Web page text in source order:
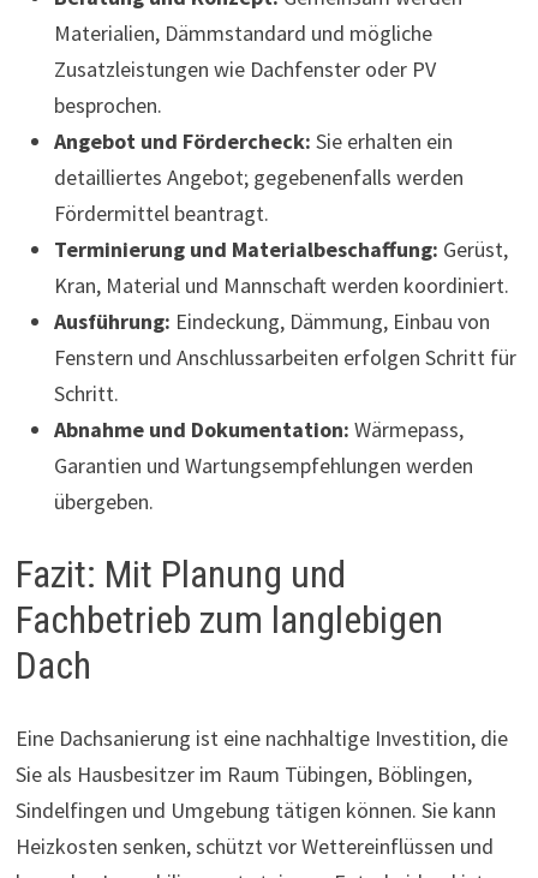
Materialien, Dämmstandard und mögliche
Zusatzleistungen wie Dachfenster oder PV
besprochen.
Angebot und Fördercheck: Sie erhalten ein
detailliertes Angebot; gegebenenfalls werden
Fördermittel beantragt.
Terminierung und Materialbeschaffung: Gerüst,
Kran, Material und Mannschaft werden koordiniert.
Ausführung: Eindeckung, Dämmung, Einbau von
Fenstern und Anschlussarbeiten erfolgen Schritt für
Schritt.
Abnahme und Dokumentation: Wärmepass,
Garantien und Wartungsempfehlungen werden
übergeben.
Fazit: Mit Planung und
Fachbetrieb zum langlebigen
Dach
Eine Dachsanierung ist eine nachhaltige Investition, die
Sie als Hausbesitzer im Raum Tübingen, Böblingen,
Sindelfingen und Umgebung tätigen können. Sie kann
Heizkosten senken, schützt vor Wettereinflüssen und